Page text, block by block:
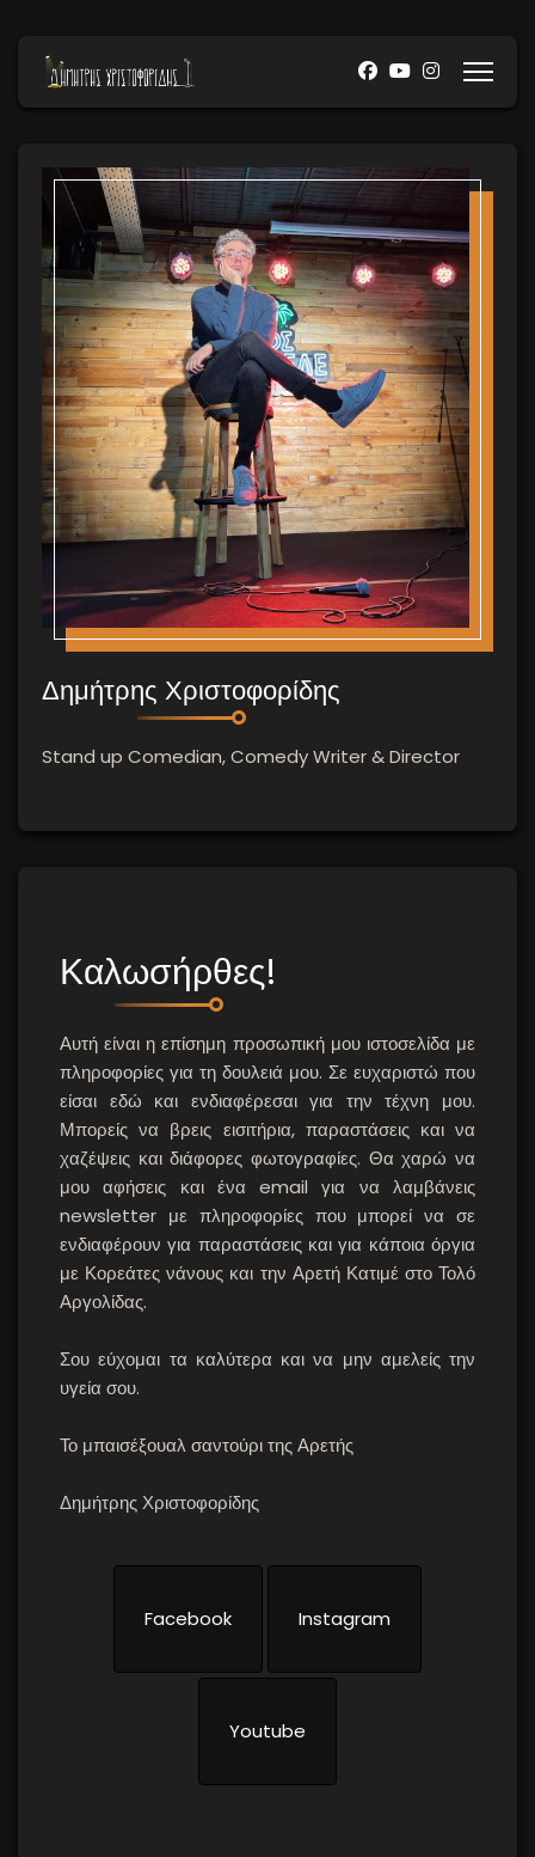
Δημήτρης Χριστοφορίδης
Stand up Comedian, Comedy Writer & Director
Καλωσήρθες!
Αυτή είναι η επίσημη προσωπική μου ιστοσελίδα με
πληροφορίες για τη δουλειά μου. Σε ευχαριστώ που
είσαι εδώ και ενδιαφέρεσαι για την τέχνη μου.
Μπορείς να βρεις εισιτήρια, παραστάσεις και να
χαζέψεις και διάφορες φωτογραφίες. Θα χαρώ να
μου αφήσεις και ένα email για να λαμβάνεις
newsletter με πληροφορίες που μπορεί να σε
ενδιαφέρουν για παραστάσεις και για κάποια όργια
με Κορεάτες νάνους και την Αρετή Κατιμέ στο Τολό
Αργολίδας.
Σου εύχομαι τα καλύτερα και να μην αμελείς την
υγεία σου.
Το μπαισέξουαλ σαντούρι της Αρετής
Δημήτρης Χριστοφορίδης
Facebook Instagram
Youtube